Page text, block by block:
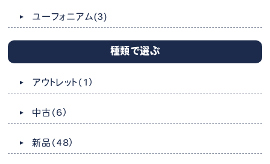
ユーフォニアム (3)
種類で選ぶ
アウトレット （1）
中古 （6）
新品 （48）